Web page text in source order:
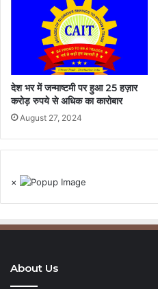
देश भर में जन्माष्टमी पर हुआ 25 हज़ार
करोड़ रुपये से अधिक का कारोबार
August 27, 2024
×
About Us